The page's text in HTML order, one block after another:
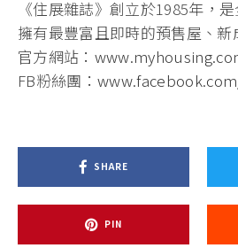
《住展雜誌》創立於1985年，
擁有最豐富且即時的預售屋、新
官方網站：
FB粉絲團：
SHARE
PIN